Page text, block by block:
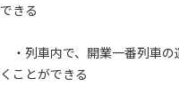
できる
・列車内で、開業一番列車
くことができる